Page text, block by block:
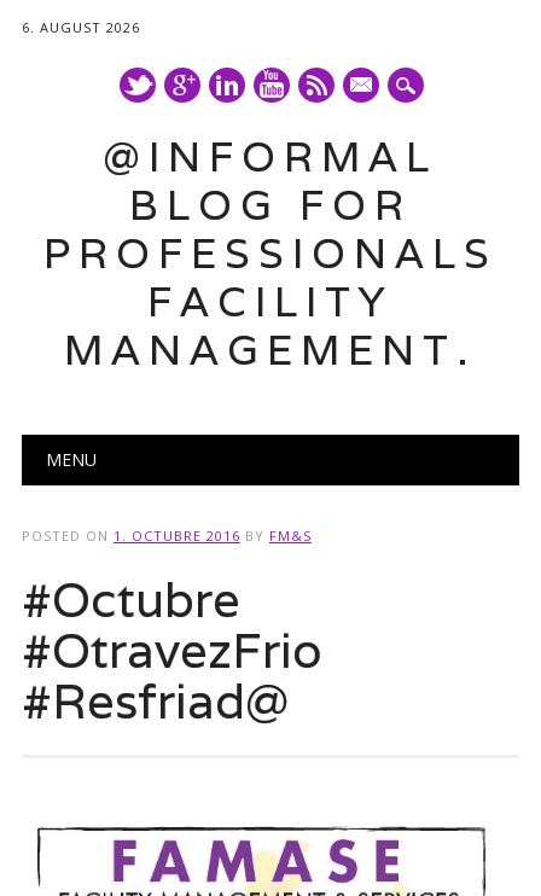
6. AUGUST 2026
mail
@INFORMAL
BLOG FOR
PROFESSIONALS
FACILITY
MANAGEMENT.
Main menu
MENU
POSTED ON 1. OCTUBRE 2016 BY FM&S
#Octubre
#OtravezFrio
#Resfriad@